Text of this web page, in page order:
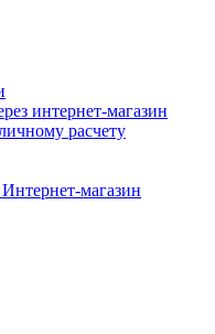
интернет-магазин
расчету
магазин